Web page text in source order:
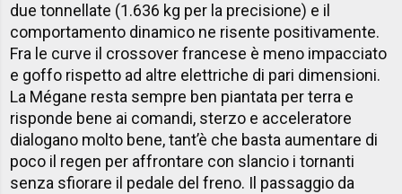
due tonnellate (1.636 kg per la precisione) e il
comportamento dinamico ne risente positivamente.
Fra le curve il crossover francese è meno impacciato
e goffo rispetto ad altre elettriche di pari dimensioni.
La Mégane resta sempre ben piantata per terra e
risponde bene ai comandi, sterzo e acceleratore
dialogano molto bene, tant’è che basta aumentare di
poco il regen per affrontare con slancio i tornanti
senza sfiorare il pedale del freno. Il passaggio da